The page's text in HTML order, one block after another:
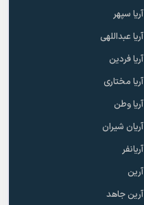
آریا سپهر
آریا عبداللهی
آریا فردین
آریا مختاری
آریا وطن
آریان شیران
آریانفر
آرین
آرین جاهد